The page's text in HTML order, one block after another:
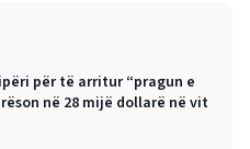
për të arritur “pragun e
në 28 mijë dollarë në vit